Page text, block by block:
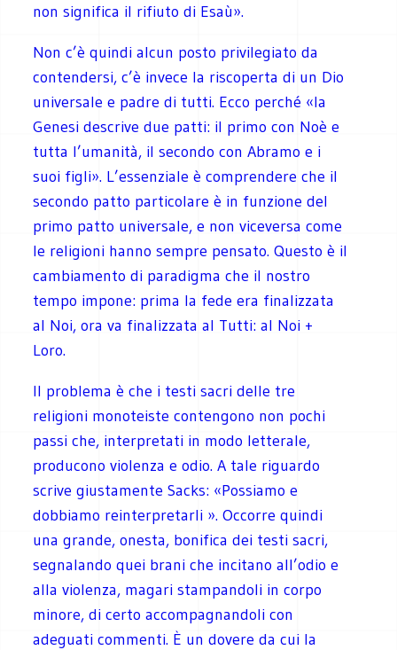
non significa il rifiuto di Esaù».
Non c’è quindi alcun posto privilegiato da
contendersi, c’è invece la riscoperta di un Dio
universale e padre di tutti. Ecco perché «la
Genesi descrive due patti: il primo con Noè e
tutta l’umanità, il secondo con Abramo e i
suoi figli». L’essenziale è comprendere che il
secondo patto particolare è in funzione del
primo patto universale, e non viceversa come
le religioni hanno sempre pensato. Questo è il
cambiamento di paradigma che il nostro
tempo impone: prima la fede era finalizzata
al Noi, ora va finalizzata al Tutti: al Noi +
Loro.
Il problema è che i testi sacri delle tre
religioni monoteiste contengono non pochi
passi che, interpretati in modo letterale,
producono violenza e odio. A tale riguardo
scrive giustamente Sacks: «Possiamo e
dobbiamo reinterpretarli ». Occorre quindi
una grande, onesta, bonifica dei testi sacri,
segnalando quei brani che incitano all’odio e
alla violenza, magari stampandoli in corpo
minore, di certo accompagnandoli con
adeguati commenti. È un dovere da cui la